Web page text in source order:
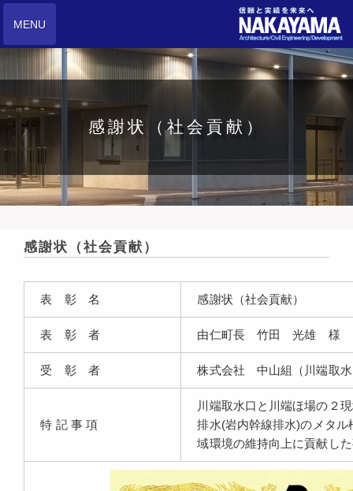
MENU
感謝状（社会貢献）
感謝状（社会貢献）
表 彰 名 感謝状（社会貢献）
表 彰 者 由仁町長 竹田 光雄 様
受 彰 者 株式会社 中山組（川端取水
特 記 事 項
川端取水口と川端ほ場の２
排水(岩内幹線排水)のメタ
域環境の維持向上に貢献し